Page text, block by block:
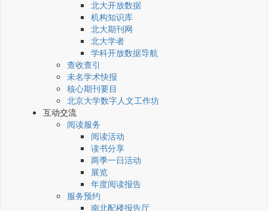
北大开放数据
机构知识库
北大期刊网
北大学者
学科开放数据导航
查收查引
未名学术快报
核心期刊要目
北京大学数字人文工作坊
互动交流
阅读服务
阅读活动
读书分享
两季一日活动
展览
年度阅读报告
服务预约
南北配楼报告厅